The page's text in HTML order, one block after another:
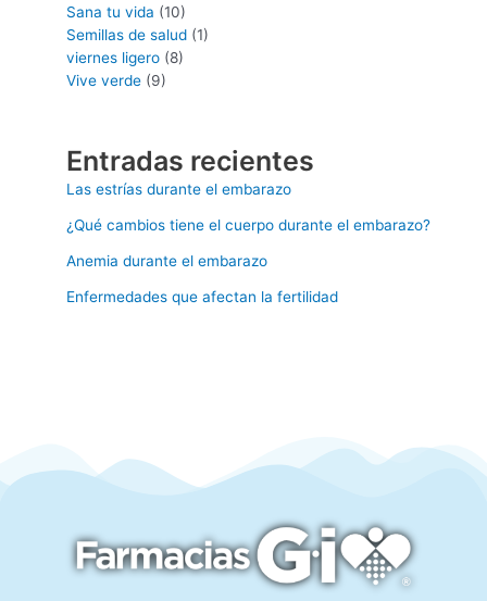
Sana tu vida (10)
Semillas de salud(1)
viernes ligero(8)
Vive verde(9)
Entradas recientes
Las estrías durante el embarazo
¿Qué cambios tiene el cuerpo durante el embarazo?
Anemia durante el embarazo
Enfermedades que afectan la fertilidad